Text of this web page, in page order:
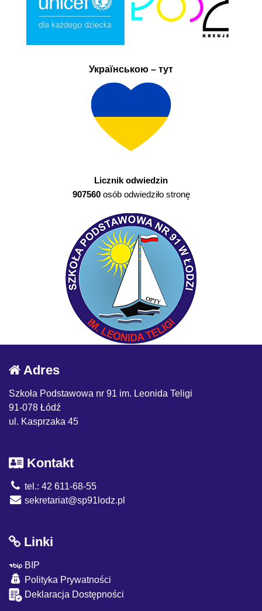
Українською – тут
Licznik odwiedzin
907560osób odwiedziło stronę
Adres
Szkoła Podstawowa nr 91 im. Leonida Teligi
91-078 Łódź
ul. Kasprzaka 45
Kontakt
tel.: 42 611-68-55
sekretariat@sp91lodz.pl
Linki
BIP
Polityka Prywatności
Deklaracja Dostępności